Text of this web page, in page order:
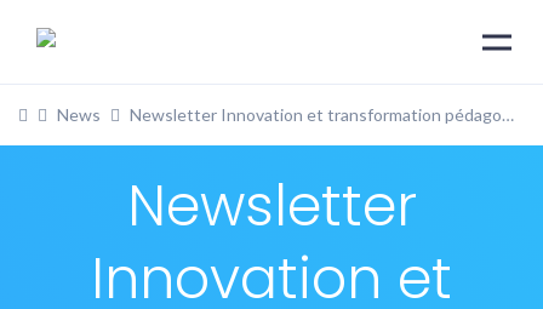
News Newsletter Innovation et transformation pédagogique – 15/05/2025
Newsletter
Innovation et